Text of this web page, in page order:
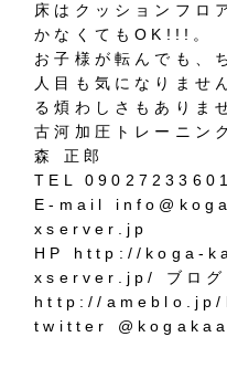
床はクッションフロ
かなくてもOK!!!。
お子様が転んでも、
人目も気になりませ
る煩わしさもあり
古河加圧トレーニン
森 正郎
TEL 09027233601
E-mail
xserver.jp
HP http://koga-
xserver.jp/ ブログ
http://ameblo.jp/
twitter